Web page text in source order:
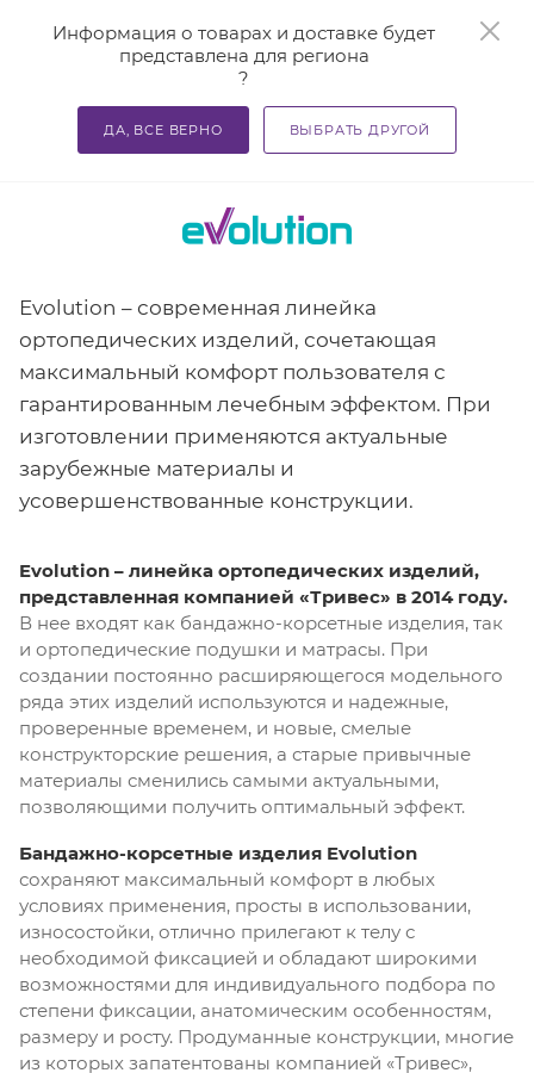
Информация о товарах и доставке будет
представлена для региона
?
ДА, ВСЕ ВЕРНО ВЫБРАТЬ ДРУГОЙ
Главная — Справочная информация — Производители
Бренд Evolution
Evolution – современная линейка
ортопедических изделий, сочетающая
максимальный комфорт пользователя с
гарантированным лечебным эффектом. При
изготовлении применяются актуальные
зарубежные материалы и
усовершенствованные конструкции.
Evolution – линейка ортопедических изделий,
представленная компанией «Тривес» в 2014 году.
В нее входят как бандажно-корсетные изделия, так
и ортопедические подушки и матрасы. При
создании постоянно расширяющегося модельного
ряда этих изделий используются и надежные,
проверенные временем, и новые, смелые
конструкторские решения, а старые привычные
материалы сменились самыми актуальными,
позволяющими получить оптимальный эффект.
Бандажно-корсетные изделия Evolution
сохраняют максимальный комфорт в любых
условиях применения, просты в использовании,
износостойки, отлично прилегают к телу с
необходимой фиксацией и обладают широкими
возможностями для индивидуального подбора по
степени фиксации, анатомическим особенностям,
размеру и росту. Продуманные конструкции, многие
из которых запатентованы компанией «Тривес»,